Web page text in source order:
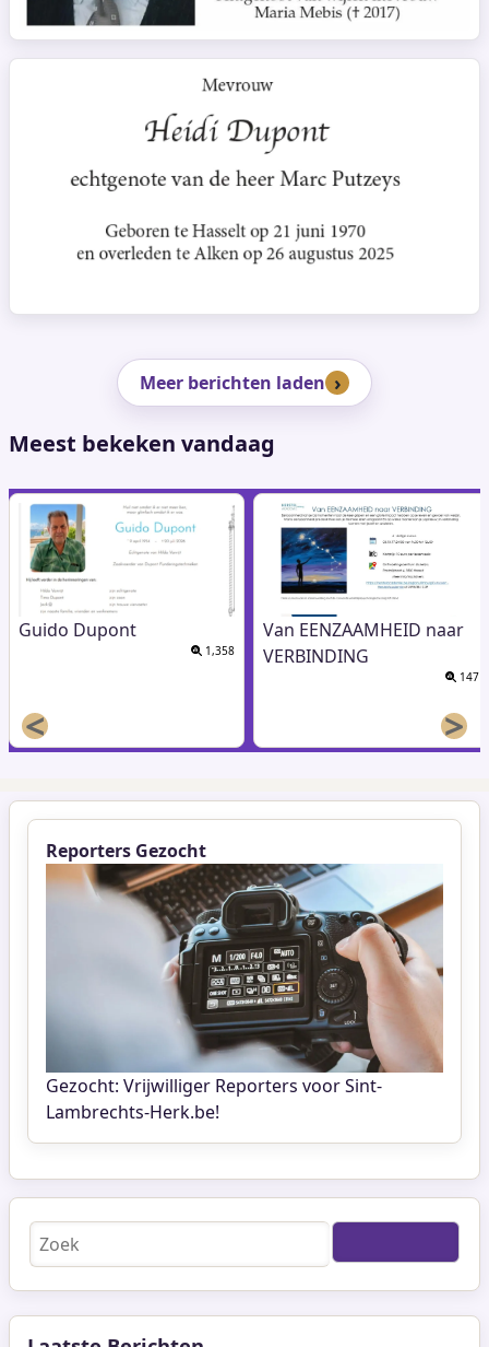
Meer berichten laden
Meest bekeken vandaag
Guido Dupont
1,358
Van EENZAAMHEID naar
VERBINDING
147
< >
Reporters Gezocht
Gezocht: Vrijwilliger Reporters voor Sint-
Lambrechts-Herk.be!
Zoeken